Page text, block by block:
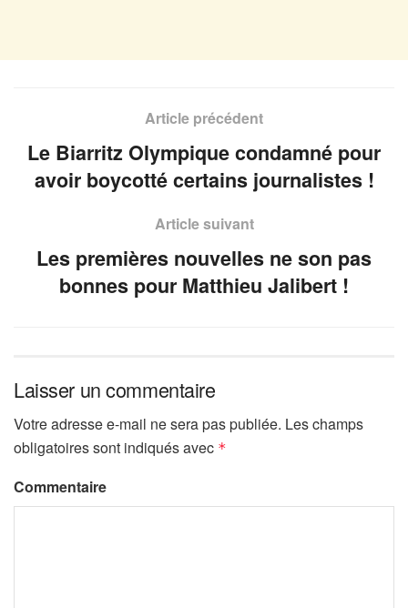
Article précédent
Le Biarritz Olympique condamné pour
avoir boycotté certains journalistes !
Article suivant
Les premières nouvelles ne son pas
bonnes pour Matthieu Jalibert !
Laisser un commentaire
Votre adresse e-mail ne sera pas publiée. Les champs
obligatoires sont indiqués avec *
Commentaire